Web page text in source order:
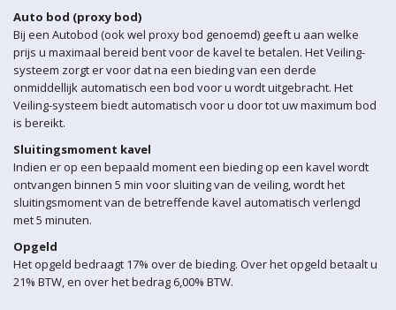
Auto bod (proxy bod)
Bij een Autobod (ook wel proxy bod genoemd) geeft u aan welke
prijs u maximaal bereid bent voor de kavel te betalen. Het Veiling-
systeem zorgt er voor dat na een bieding van een derde
onmiddellijk automatisch een bod voor u wordt uitgebracht. Het
Veiling-systeem biedt automatisch voor u door tot uw maximum bod
is bereikt.
Sluitingsmoment kavel
Indien er op een bepaald moment een bieding op een kavel wordt
ontvangen binnen 5 min voor sluiting van de veiling, wordt het
sluitingsmoment van de betreffende kavel automatisch verlengd
met 5 minuten.
Opgeld
Het opgeld bedraagt 17% over de bieding. Over het opgeld betaalt u
21% BTW, en over het bedrag 6,00% BTW.